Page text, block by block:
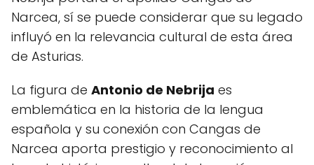
Narcea, sí se puede considerar que su legado
influyó en la relevancia cultural de esta área
de Asturias.
La figura de Antonio de Nebrija es
emblemática en la historia de la lengua
española y su conexión con Cangas de
Narcea aporta prestigio y reconocimiento al